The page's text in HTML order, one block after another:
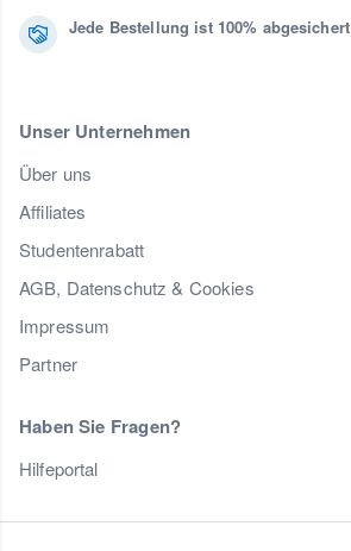
Jede Bestellung ist 100% abgesichert
Unser Unternehmen
Über uns
Affiliates
Studentenrabatt
AGB, Datenschutz & Cookies
Impressum
Partner
Haben Sie Fragen?
Hilfeportal